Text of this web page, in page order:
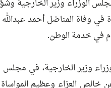
الوزراء وزير الخارجية
في وفاة المناضل أحمد
في خدمة الوطن.
وزير الخارجية، في مجلس
خالص العزاء وعظيم